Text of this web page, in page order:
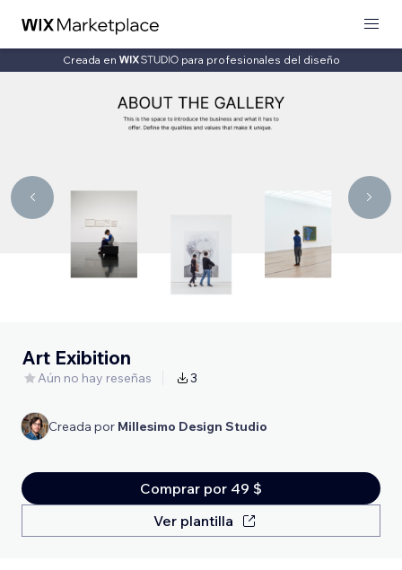
Creada en para profesionales del diseño
Art Exibition
Aún no hay reseñas 3
Creada por Millesimo Design Studio
Comprar por 49 $
Ver plantilla